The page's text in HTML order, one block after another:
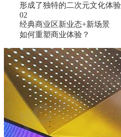
形成了独特的二次元文化体验
02
经典商业区新业态+新场景
如何重塑商业体验？